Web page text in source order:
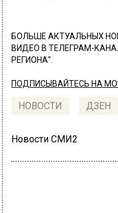
БОЛЬШЕ АКТУАЛЬНЫХ
ВИДЕО В ТЕЛЕГРАМ-
РЕГИОНА".
ПОДПИСЫВАЙТЕСЬ НА
НОВОСТИ ДЗЕН
Новости СМИ2